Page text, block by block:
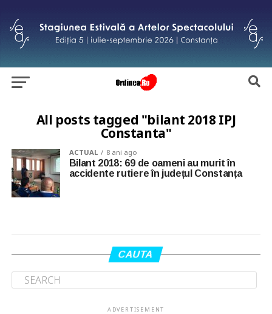
All posts tagged "bilant 2018 IPJ
Constanta"
ACTUAL 8 ani ago
Bilant 2018: 69 de oameni au murit în
accidente rutiere în județul Constanța
CAUTA
ADVERTISEMENT